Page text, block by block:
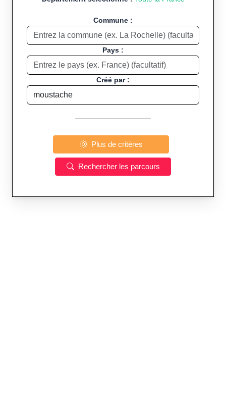
Commune :
Pays :
Créé par :
Plus de critères
Rechercher les parcours